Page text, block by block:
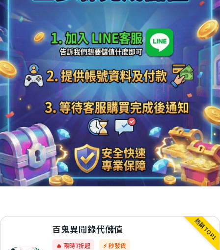
熱銷 TOP1
百鬼異聞錄代儲值
🔥 限時7折起 ⚡ 秒發貨